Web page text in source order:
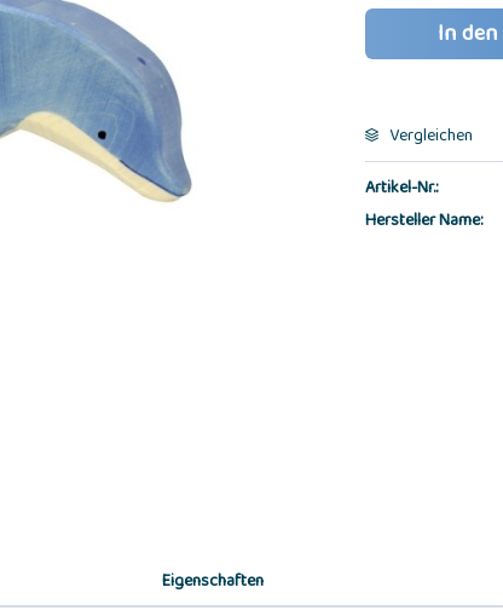
In den
Vergleichen
Artikel-Nr.:
Hersteller Name:
Eigenschaften